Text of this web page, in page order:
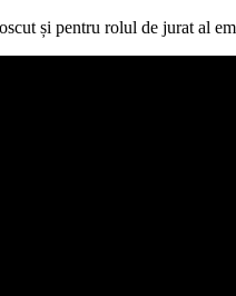
și pentru rolul de jurat al